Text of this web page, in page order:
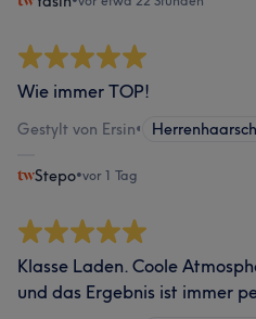
Wie immer TOP!
Gestylt von Ersin•
Stepo•vor 1 Tag
Klasse Laden. Coole
und das Ergebnis ist immer